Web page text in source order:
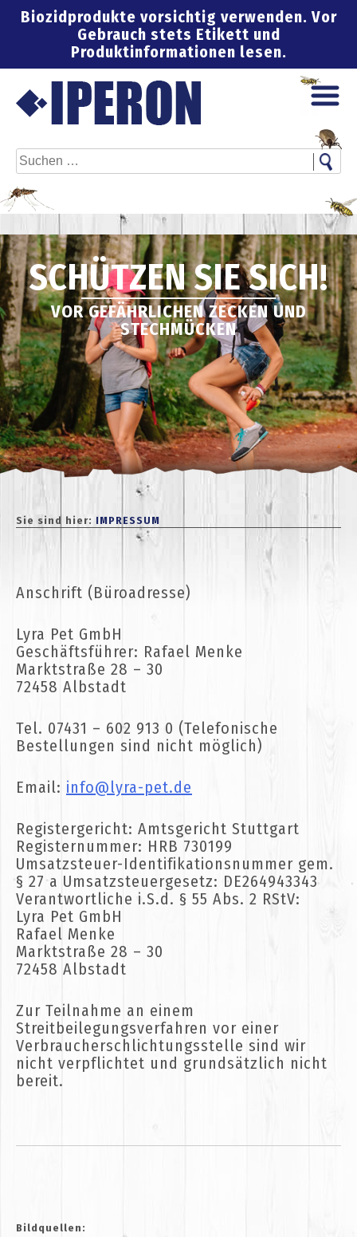
Biozidprodukte vorsichtig verwenden. Vor
Gebrauch stets Etikett und
Produktinformationen lesen.
Skip
Suchen
nach:
SCHÜTZEN SIE SICH!
VOR GEFÄHRLICHEN ZECKEN UND
STECHMÜCKEN
Sie sind hier: IMPRESSUM
Anschrift (Büroadresse)
Lyra Pet GmbH
Geschäftsführer: Rafael Menke
Marktstraße 28 – 30
72458 Albstadt
Tel. 07431 – 602 913 0 (Telefonische
Bestellungen sind nicht möglich)
Email: info@lyra-pet.de
Registergericht: Amtsgericht Stuttgart
Registernummer: HRB 730199
Umsatzsteuer-Identifikationsnummer gem.
§ 27 a Umsatzsteuergesetz: DE264943343
Verantwortliche i.S.d. § 55 Abs. 2 RStV:
Lyra Pet GmbH
Rafael Menke
Marktstraße 28 – 30
72458 Albstadt
Zur Teilnahme an einem
Streitbeilegungsverfahren vor einer
Verbraucherschlichtungsstelle sind wir
nicht verpflichtet und grundsätzlich nicht
bereit.
Bildquellen: